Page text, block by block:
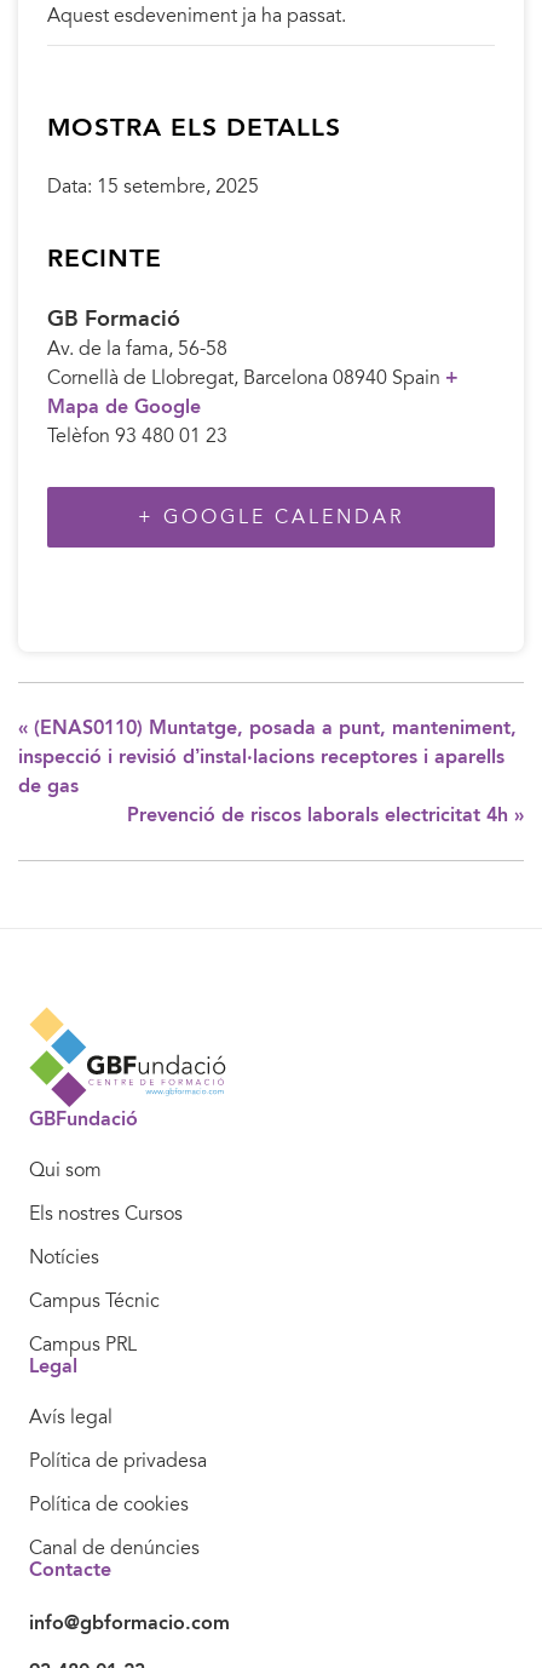
Aquest esdeveniment ja ha passat.
MOSTRA ELS DETALLS
Data: 15 setembre, 2025
RECINTE
GB Formació
Av. de la fama, 56-58
Cornellà de Llobregat, Barcelona 08940 Spain +
Mapa de Google
Telèfon 93 480 01 23
+ GOOGLE CALENDAR
« (ENAS0110) Muntatge, posada a punt, manteniment,
inspecció i revisió d’instal·lacions receptores i aparells
de gas
Prevenció de riscos laborals electricitat 4h »
GBFundació
Qui som
Els nostres Cursos
Notícies
Campus Técnic
Campus PRL
Legal
Avís legal
Política de privadesa
Política de cookies
Canal de denúncies
Contacte
info@gbformacio.com